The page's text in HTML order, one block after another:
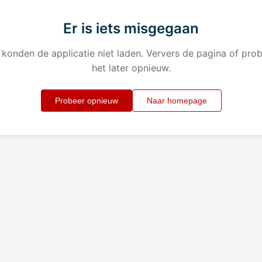
Er is iets misgegaan
konden de applicatie niet laden. Ververs de pagina of
het later opnieuw.
Probeer opnieuw Naar homepage